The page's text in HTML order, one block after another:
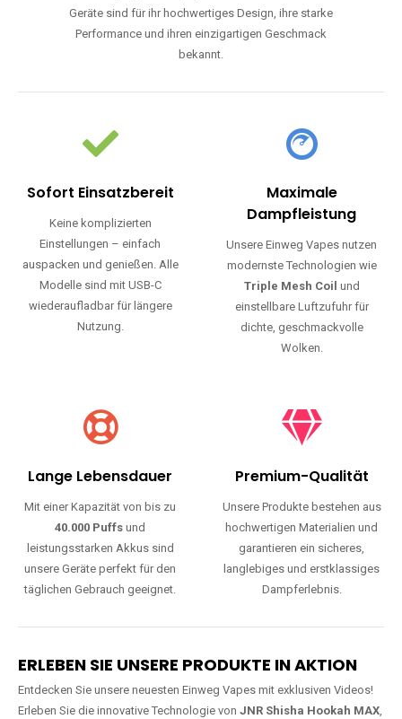
Geräte sind für ihr hochwertiges Design, ihre starke
Performance und ihren einzigartigen Geschmack
bekannt.
Sofort Einsatzbereit
Keine komplizierten
Einstellungen – einfach
auspacken und genießen. Alle
Modelle sind mit USB-C
wiederaufladbar für längere
Nutzung.
Maximale
Dampfleistung
Unsere Einweg Vapes nutzen
modernste Technologien wie
Triple Mesh Coil und
einstellbare Luftzufuhr für
dichte, geschmackvolle
Wolken.
Lange Lebensdauer
Mit einer Kapazität von bis zu
40.000 Puffs und
leistungsstarken Akkus sind
unsere Geräte perfekt für den
täglichen Gebrauch geeignet.
Premium-Qualität
Unsere Produkte bestehen aus
hochwertigen Materialien und
garantieren ein sicheres,
langlebiges und erstklassiges
Dampferlebnis.
ERLEBEN SIE UNSERE PRODUKTE IN AKTION
Entdecken Sie unsere neuesten Einweg Vapes mit exklusiven Videos!
Erleben Sie die innovative Technologie von JNR Shisha Hookah MAX,